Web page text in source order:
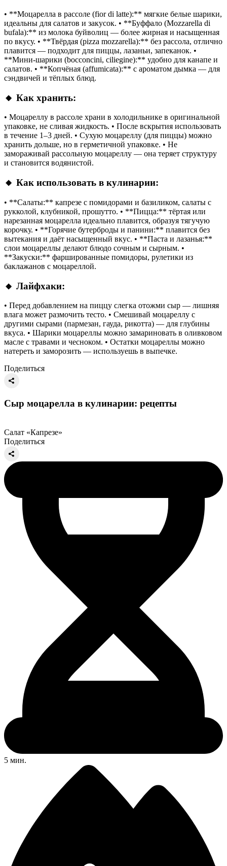
• **Моцарелла в рассоле (fior di latte):** мягкие белые шарики,
идеальны для салатов и закусок. • **Буффало (Mozzarella di
bufala):** из молока буйволиц — более жирная и насыщенная
по вкусу. • **Твёрдая (pizza mozzarella):** без рассола, отлично
плавится — подходит для пиццы, лазаньи, запеканок. •
**Мини-шарики (bocconcini, ciliegine):** удобно для канапе и
салатов. • **Копчёная (affumicata):** с ароматом дымка — для
сэндвичей и тёплых блюд.
🔸 Как хранить:
• Моцареллу в рассоле храни в холодильнике в оригинальной
упаковке, не сливая жидкость. • После вскрытия использовать
в течение 1–3 дней. • Сухую моцареллу (для пиццы) можно
хранить дольше, но в герметичной упаковке. • Не
замораживай рассольную моцареллу — она теряет структуру
и становится водянистой.
🔸 Как использовать в кулинарии:
• **Салаты:** капрезе с помидорами и базиликом, салаты с
рукколой, клубникой, прошутто. • **Пицца:** тёртая или
нарезанная моцарелла идеально плавится, образуя тягучую
корочку. • **Горячие бутерброды и панини:** плавится без
вытекания и даёт насыщенный вкус. • **Паста и лазанья:**
слои моцареллы делают блюдо сочным и сырным. •
**Закуски:** фаршированные помидоры, рулетики из
баклажанов с моцареллой.
🔸 Лайфхаки:
• Перед добавлением на пиццу слегка отожми сыр — лишняя
влага может размочить тесто. • Смешивай моцареллу с
другими сырами (пармезан, гауда, рикотта) — для глубины
вкуса. • Шарики моцареллы можно замариновать в оливковом
масле с травами и чесноком. • Остатки моцареллы можно
натереть и заморозить — используешь в выпечке.
Поделиться
Сыр моцарелла в кулинарии: рецепты
Салат «Капрезе»
Поделиться
5 мин.